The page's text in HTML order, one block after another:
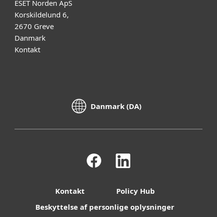
ESET Norden ApS
Korskildelund 6,
2670 Greve
Danmark
Kontakt
Danmark (DA)
Kontakt
Policy Hub
Beskyttelse af personlige oplysninger